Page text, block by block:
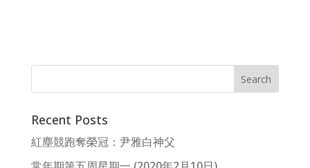
Recent Posts
紅塵競跑奪榮冠：尹雅白神父